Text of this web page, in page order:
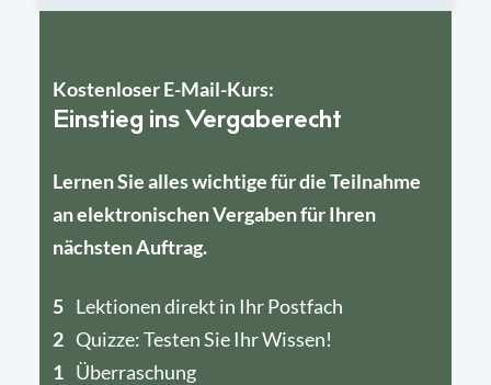
Kostenloser E-Mail-Kurs:
Einstieg ins Vergaberecht
Lernen Sie alles wichtige für die Teilnahme
an elektronischen Vergaben für Ihren
nächsten Auftrag.
5 Lektionen direkt in Ihr Postfach
2 Quizze: Testen Sie Ihr Wissen!
1 Überraschung
4
1